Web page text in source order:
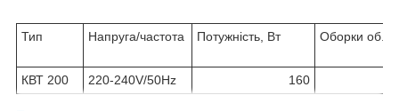
Тип Напруга/частота Потужність, Вт Оборки об./
КВТ 200 220-240V/50Hz 160